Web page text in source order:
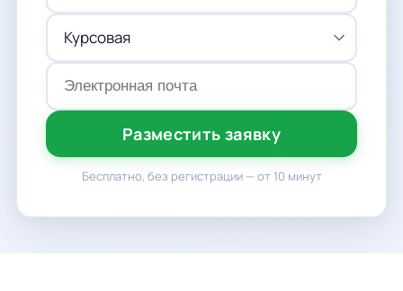
Разместить заявку
Бесплатно, без регистрации — от 10 минут